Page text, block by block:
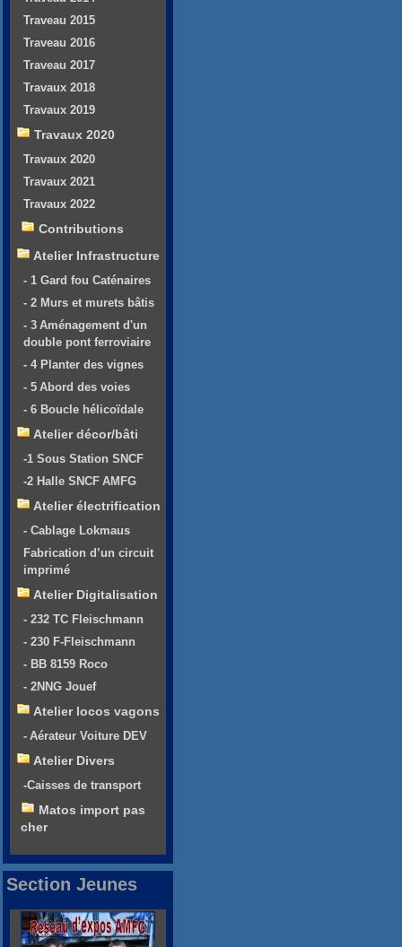
Traveau 2015
Traveau 2016
Traveau 2017
Travaux 2018
Travaux 2019
Travaux 2020
Travaux 2020
Travaux 2021
Travaux 2022
Contributions
Atelier Infrastructure
- 1 Gard fou Caténaires
- 2 Murs et murets bâtis
- 3 Aménagement d'un
double pont ferroviaire
- 4 Planter des vignes
- 5 Abord des voies
- 6 Boucle hélicoïdale
Atelier décor/bâti
-1 Sous Station SNCF
-2 Halle SNCF AMFG
Atelier électrification
- Cablage Lokmaus
Fabrication d’un circuit
imprimé
Atelier Digitalisation
- 232 TC Fleischmann
- 230 F-Fleischmann
- BB 8159 Roco
- 2NNG Jouef
Atelier locos vagons
- Aérateur Voiture DEV
Atelier Divers
-Caisses de transport
Matos import pas
cher
Section Jeunes